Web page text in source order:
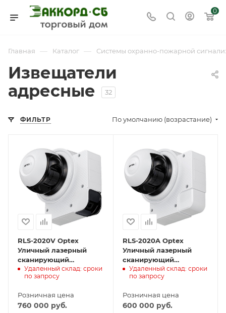
0
Главная — Каталог — Системы охранно-пожарной
Извещатели
адресные
32
ФИЛЬТР По умолчанию (возрастание)
RLS-2020V Optex
Уличный лазерный
сканирующий
детектор
Удаленный склад: сроки
по запросу
Розничная цена
760 000 руб.
RLS-2020A Optex
Уличный лазерный
сканирующий
детектор
Удаленный склад: сроки
по запросу
Розничная цена
600 000 руб.